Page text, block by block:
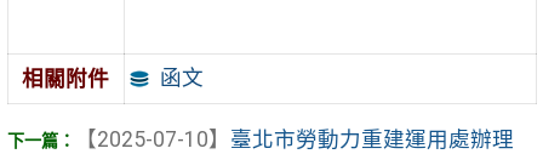
相關附件 函文
【2025-07-10】 臺北市勞動力重建運用處辦理